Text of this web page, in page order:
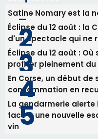
31/07/2026 08:22
82ème anniversaire
Commandant
Les plus lus
Satine Nomary est la
Éclipse du 12 août : la
d'un spectacle qui ne